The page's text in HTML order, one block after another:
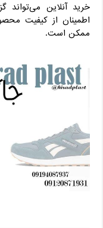
خرید آنلاین می‌تواند
اطمینان از کیفیت
ممکن است.